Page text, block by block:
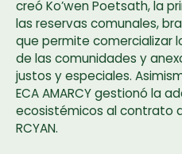
creó Ko’wen Poetsath, la
las reservas comunales,
que permite comercializar
de las comunidades y
justos y especiales.
ECA AMARCY gestionó la
ecosistémicos al contrato
RCYAN.